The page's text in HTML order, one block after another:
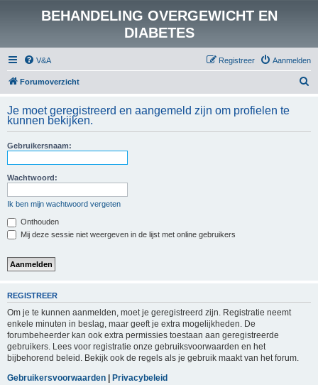
BEHANDELING OVERGEWICHT EN
DIABETES
V&A Aanmelden
Registreer
Forumoverzicht
k
Je moet geregistreerd en aangemeld zijn om profielen te
kunnen bekijken.
Gebruikersnaam:
Wachtwoord:
Ik ben mijn wachtwoord vergeten
Onthouden
Mij deze sessie niet weergeven in de lijst met online gebruikers
REGISTREER
Om je te kunnen aanmelden, moet je geregistreerd zijn. Registratie neemt
enkele minuten in beslag, maar geeft je extra mogelijkheden. De
forumbeheerder kan ook extra permissies toestaan aan geregistreerde
gebruikers. Lees voor registratie onze gebruiksvoorwaarden en het
bijbehorend beleid. Bekijk ook de regels als je gebruik maakt van het forum.
Gebruikersvoorwaarden | Privacybeleid